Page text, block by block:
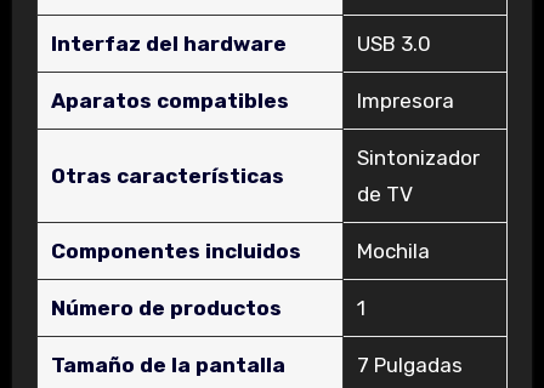
Interfaz del hardware ‎USB 3.0
Aparatos compatibles ‎Impresora
Otras características
‎Sintonizador
de TV
Componentes incluidos ‎Mochila
Número de productos ‎1
Tamaño de la pantalla ‎7 Pulgadas